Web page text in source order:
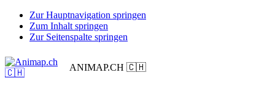
Zur Hauptnavigation springen
Zum Inhalt springen
Zur Seitenspalte springen
ANIMAP.CH 🇨🇭